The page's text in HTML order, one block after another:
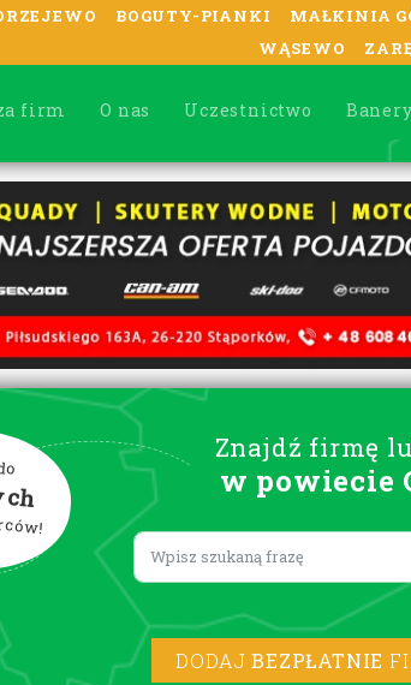
BOGUTY-PIANKI MAŁKINIA
WĄSEWO
firm O nas Uczestnictwo
Znajdź firmę
w powiecie
Lorem ipsum
DODAJBEZPŁATNIE